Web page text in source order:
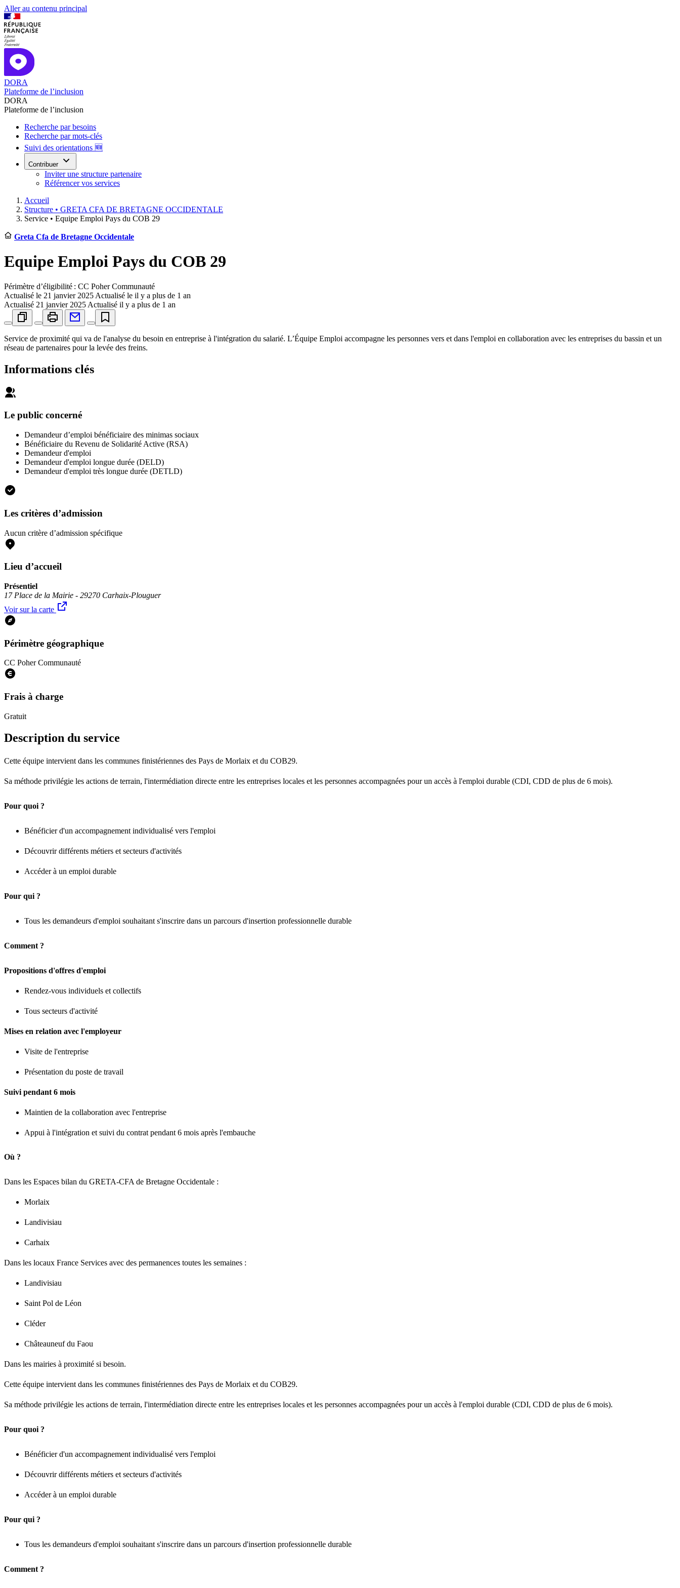
Aller au contenu principal
DORA
Plateforme de l’inclusion
DORA
Plateforme de l’inclusion
Recherche par besoins
Recherche par mots-clés
Suivi des orientations 🆕
Contribuer
Inviter une structure partenaire
Référencer vos services
Accueil
Structure • GRETA CFA DE BRETAGNE OCCIDENTALE
Service • Equipe Emploi Pays du COB 29
Greta Cfa de Bretagne Occidentale
Equipe Emploi Pays du COB 29
Périmètre d’éligibilité : CC Poher Communauté
Actualisé le 21 janvier 2025 Actualisé le il y a plus de 1 an
Actualisé 21 janvier 2025 Actualisé il y a plus de 1 an
Service de proximité qui va de l'analyse du besoin en entreprise à l'intégration du salarié. L’Équipe Emploi accompagne les personnes vers et dans l'emploi en collaboration avec les entreprises du bassin et un
réseau de partenaires pour la levée des freins.
Informations clés
Le public concerné
Demandeur d’emploi bénéficiaire des minimas sociaux
Bénéficiaire du Revenu de Solidarité Active (RSA)
Demandeur d'emploi
Demandeur d'emploi longue durée (DELD)
Demandeur d'emploi très longue durée (DETLD)
Les critères d’admission
Aucun critère d’admission spécifique
Lieu d’accueil
Présentiel
17 Place de la Mairie - 29270 Carhaix-Plouguer
Voir sur la carte
Périmètre géographique
CC Poher Communauté
Frais à charge
Gratuit
Description du service
Cette équipe intervient dans les communes finistériennes des Pays de Morlaix et du COB29.
Sa méthode privilégie les actions de terrain, l'intermédiation directe entre les entreprises locales et les personnes accompagnées pour un accès à l'emploi durable (CDI, CDD de plus de 6 mois).
Pour quoi ?
Bénéficier d'un accompagnement individualisé vers l'emploi
Découvrir différents métiers et secteurs d'activités
Accéder à un emploi durable
Pour qui ?
Tous les demandeurs d'emploi souhaitant s'inscrire dans un parcours d'insertion professionnelle durable
Comment ?
Propositions d'offres d'emploi
Rendez-vous individuels et collectifs
Tous secteurs d'activité
Mises en relation avec l'employeur
Visite de l'entreprise
Présentation du poste de travail
Suivi pendant 6 mois
Maintien de la collaboration avec l'entreprise
Appui à l'intégration et suivi du contrat pendant 6 mois après l'embauche
Où ?
Dans les Espaces bilan du GRETA-CFA de Bretagne Occidentale :
Morlaix
Landivisiau
Carhaix
Dans les locaux France Services avec des permanences toutes les semaines :
Landivisiau
Saint Pol de Léon
Cléder
Châteauneuf du Faou
Dans les mairies à proximité si besoin.
Cette équipe intervient dans les communes finistériennes des Pays de Morlaix et du COB29.
Sa méthode privilégie les actions de terrain, l'intermédiation directe entre les entreprises locales et les personnes accompagnées pour un accès à l'emploi durable (CDI, CDD de plus de 6 mois).
Pour quoi ?
Bénéficier d'un accompagnement individualisé vers l'emploi
Découvrir différents métiers et secteurs d'activités
Accéder à un emploi durable
Pour qui ?
Tous les demandeurs d'emploi souhaitant s'inscrire dans un parcours d'insertion professionnelle durable
Comment ?